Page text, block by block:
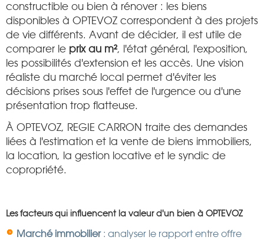
constructible ou bien à rénover : les biens
disponibles à OPTEVOZ correspondent à des projets
de vie différents. Avant de décider, il est utile de
comparer le prix au m², l'état général, l'exposition,
les possibilités d'extension et les accès. Une vision
réaliste du marché local permet d'éviter les
décisions prises sous l'effet de l'urgence ou d'une
présentation trop flatteuse.
À OPTEVOZ, REGIE CARRON traite des demandes
liées à l'estimation et la vente de biens immobiliers,
la location, la gestion locative et le syndic de
copropriété.
Les facteurs qui influencent la valeur d'un bien à OPTEVOZ
Marché immobilier: analyser le rapport entre offre